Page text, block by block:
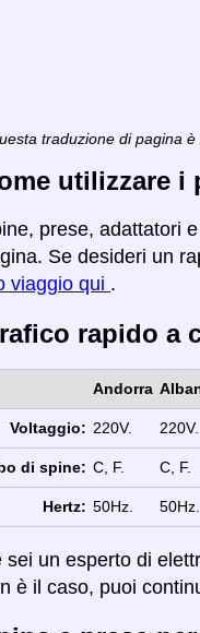
traduzione di pagina
utilizzare i
prese, adattatori
Se desideri un
viaggio qui .
rapido a
Andorra
Voltaggio: 220V. 220V.
di spine: C, F. C, F.
Hertz: 50Hz. 50Hz.
sei un esperto di
è il caso, puoi